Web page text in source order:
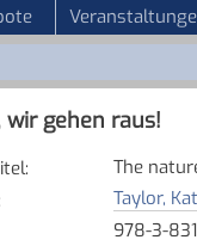
wir gehen raus!
:
The
Taylor,
978-3-